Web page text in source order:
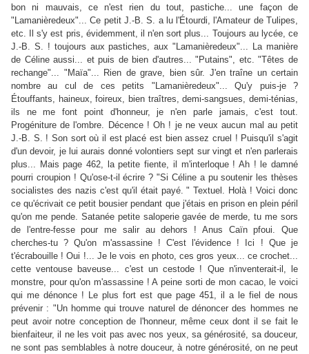
bon ni mauvais, ce n'est rien du tout, pastiche... une façon de
"Lamanièredeux"... Ce petit J.‑B. S. a lu l'Étourdi, l'Amateur de Tulipes,
etc. Il s'y est pris, évidemment, il n'en sort plus... Toujours au lycée, ce
J.‑B. S. ! toujours aux pastiches, aux "Lamanièredeux"... La manière
de Céline aussi... et puis de bien d'autres... "Putains", etc. "Têtes de
rechange"... "Maïa"... Rien de grave, bien sûr. J'en traîne un certain
nombre au cul de ces petits "Lamanièredeux"... Qu'y puis-je ?
Étouffants, haineux, foireux, bien traîtres, demi-sangsues, demi-ténias,
ils ne me font point d'honneur, je n'en parle jamais, c'est tout.
Progéniture de l'ombre. Décence ! Oh ! je ne veux aucun mal au petit
J.‑B. S. ! Son sort où il est placé est bien assez cruel ! Puisqu'il s'agit
d'un devoir, je lui aurais donné volontiers sept sur vingt et n'en parlerais
plus... Mais page 462, la petite fiente, il m'interloque ! Ah ! le damné
pourri croupion ! Qu'ose-t-il écrire ? "Si Céline a pu soutenir les thèses
socialistes des nazis c'est qu'il était payé. " Textuel. Holà ! Voici donc
ce qu'écrivait ce petit bousier pendant que j'étais en prison en plein péril
qu'on me pende. Satanée petite saloperie gavée de merde, tu me sors
de l'entre-fesse pour me salir au dehors ! Anus Caïn pfoui. Que
cherches-tu ? Qu'on m'assassine ! C'est l'évidence ! Ici ! Que je
t'écrabouille ! Oui !... Je le vois en photo, ces gros yeux... ce crochet...
cette ventouse baveuse... c'est un cestode ! Que n'inventerait-il, le
monstre, pour qu'on m'assassine ! A peine sorti de mon cacao, le voici
qui me dénonce ! Le plus fort est que page 451, il a le fiel de nous
prévenir : "Un homme qui trouve naturel de dénoncer des hommes ne
peut avoir notre conception de l'honneur, même ceux dont il se fait le
bienfaiteur, il ne les voit pas avec nos yeux, sa générosité, sa douceur,
ne sont pas semblables à notre douceur, à notre générosité, on ne peut